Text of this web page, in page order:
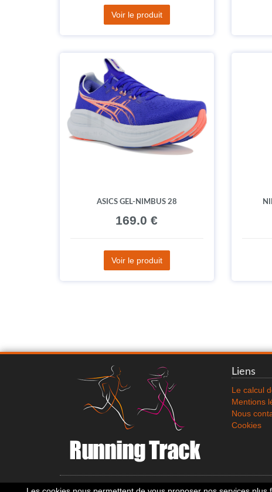
Voir le produit
ASICS GEL-NIMBUS 28
169.0 €
Voir le produit
Liens
Le calcul
Mentions
Nous
Cookies